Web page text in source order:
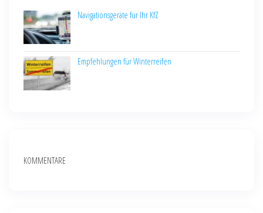
Navigationsgeräte für Ihr KfZ
Empfehlungen für Winterreifen
KOMMENTARE